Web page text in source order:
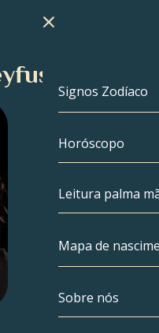
Signos Zodíaco
Signos
Capricórnio
Peixes
Áries
Horóscopo
Leitura palma
Mapa de
Mapa de
Sobre nós